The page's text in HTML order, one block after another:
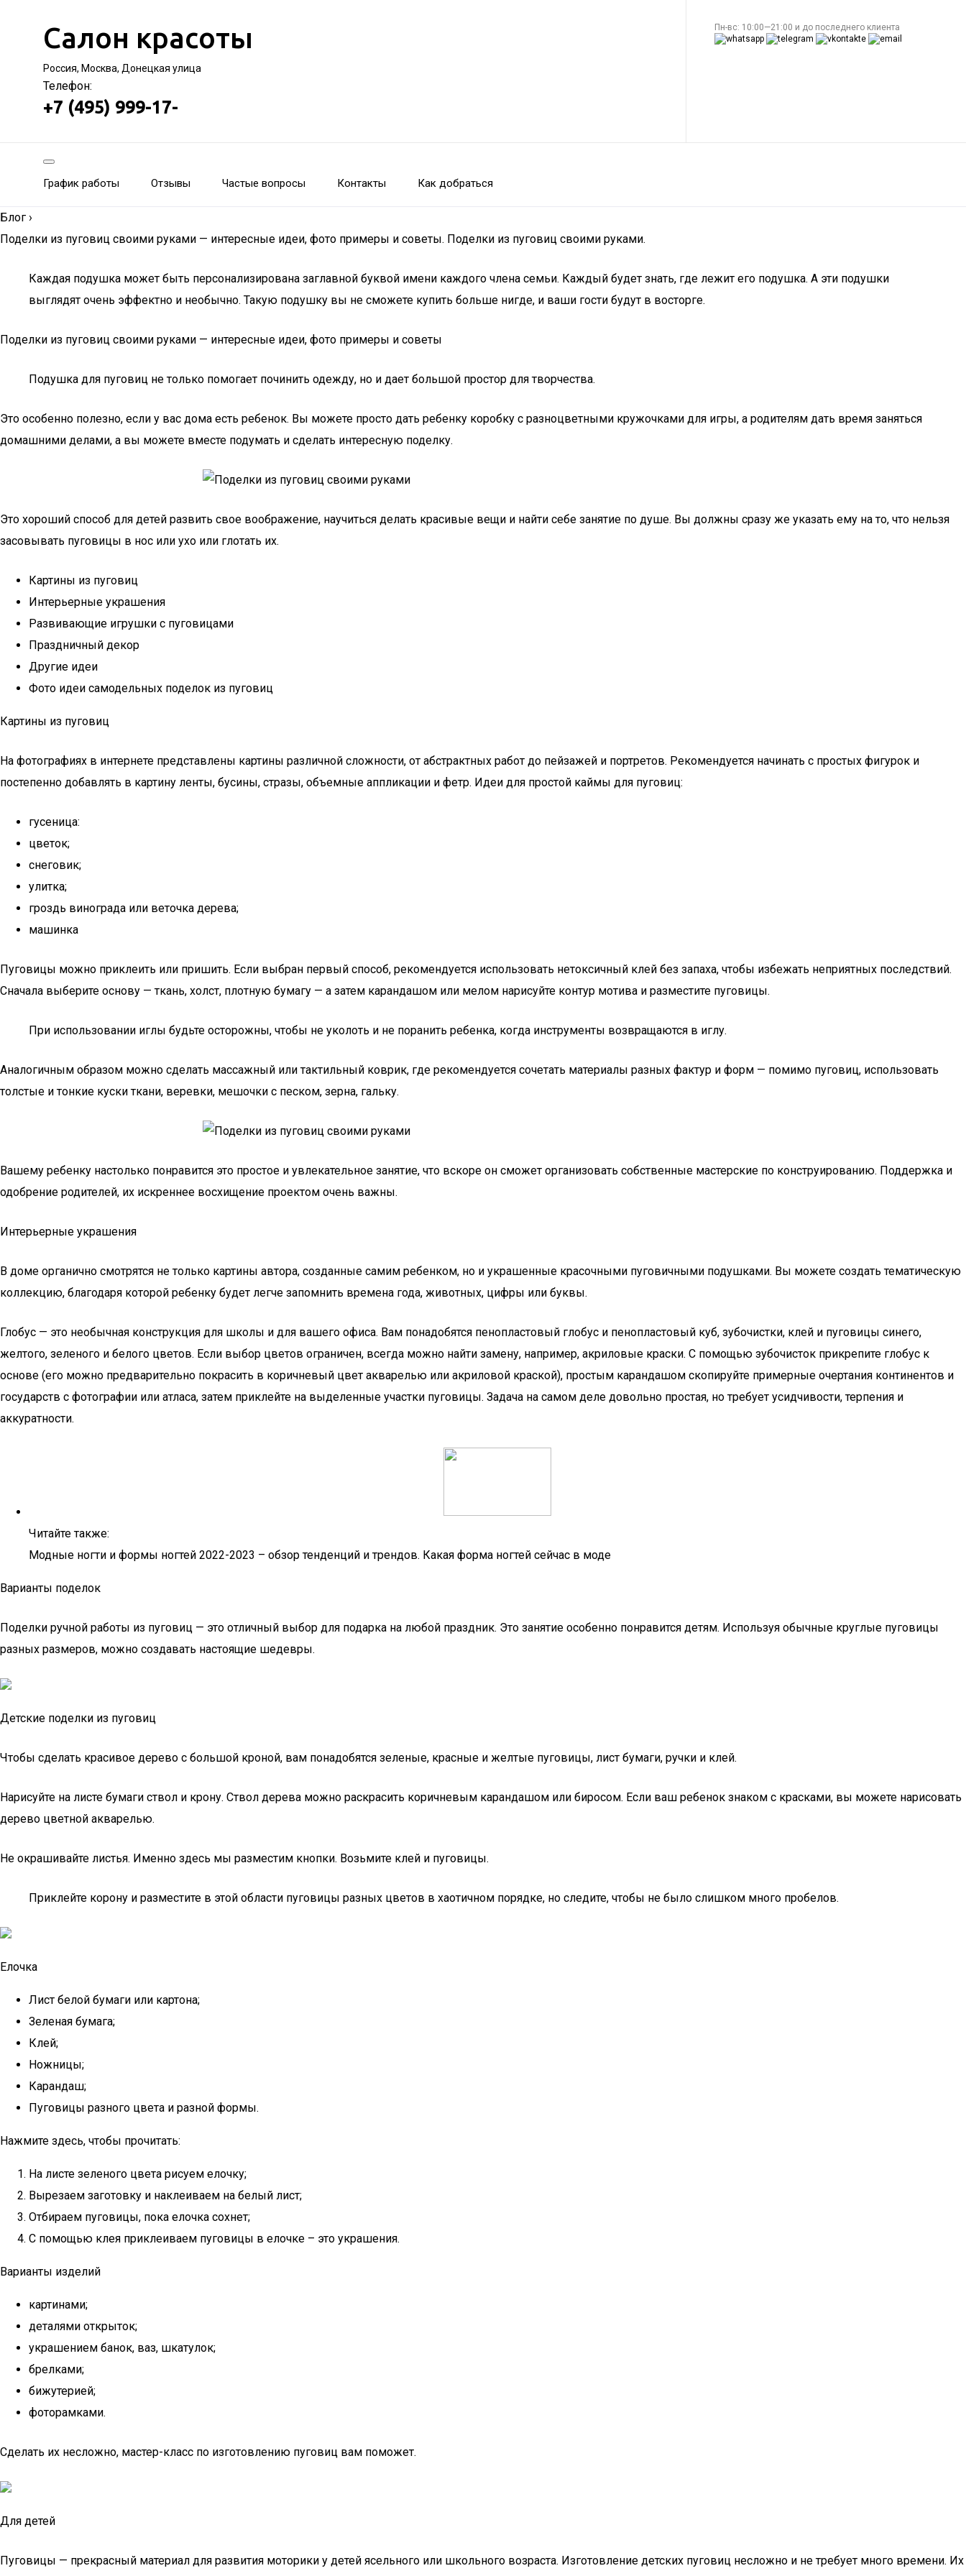
Салон красоты
Россия, Москва, Донецкая улица
Телефон:
+7 (495) 999-17-
Пн-вс: 10:00—21:00 и до последнего клиента
График работы Отзывы Частые вопросы Контакты Как добраться
Блог ›
Поделки из пуговиц своими руками — интересные идеи, фото примеры и советы. Поделки из пуговиц своими руками.
Каждая подушка может быть персонализирована заглавной буквой имени каждого члена семьи. Каждый будет знать, где лежит его подушка. А эти подушки
выглядят очень эффектно и необычно. Такую подушку вы не сможете купить больше нигде, и ваши гости будут в восторге.
Поделки из пуговиц своими руками — интересные идеи, фото примеры и советы
Подушка для пуговиц не только помогает починить одежду, но и дает большой простор для творчества.
Это особенно полезно, если у вас дома есть ребенок. Вы можете просто дать ребенку коробку с разноцветными кружочками для игры, а родителям дать время заняться
домашними делами, а вы можете вместе подумать и сделать интересную поделку.
Это хороший способ для детей развить свое воображение, научиться делать красивые вещи и найти себе занятие по душе. Вы должны сразу же указать ему на то, что нельзя
засовывать пуговицы в нос или ухо или глотать их.
Картины из пуговиц
Интерьерные украшения
Развивающие игрушки с пуговицами
Праздничный декор
Другие идеи
Фото идеи самодельных поделок из пуговиц
Картины из пуговиц
На фотографиях в интернете представлены картины различной сложности, от абстрактных работ до пейзажей и портретов. Рекомендуется начинать с простых фигурок и
постепенно добавлять в картину ленты, бусины, стразы, объемные аппликации и фетр. Идеи для простой каймы для пуговиц:
гусеница:
цветок;
снеговик;
улитка;
гроздь винограда или веточка дерева;
машинка
Пуговицы можно приклеить или пришить. Если выбран первый способ, рекомендуется использовать нетоксичный клей без запаха, чтобы избежать неприятных последствий.
Сначала выберите основу — ткань, холст, плотную бумагу — а затем карандашом или мелом нарисуйте контур мотива и разместите пуговицы.
При использовании иглы будьте осторожны, чтобы не уколоть и не поранить ребенка, когда инструменты возвращаются в иглу.
Аналогичным образом можно сделать массажный или тактильный коврик, где рекомендуется сочетать материалы разных фактур и форм — помимо пуговиц, использовать
толстые и тонкие куски ткани, веревки, мешочки с песком, зерна, гальку.
Вашему ребенку настолько понравится это простое и увлекательное занятие, что вскоре он сможет организовать собственные мастерские по конструированию. Поддержка и
одобрение родителей, их искреннее восхищение проектом очень важны.
Интерьерные украшения
В доме органично смотрятся не только картины автора, созданные самим ребенком, но и украшенные красочными пуговичными подушками. Вы можете создать тематическую
коллекцию, благодаря которой ребенку будет легче запомнить времена года, животных, цифры или буквы.
Глобус — это необычная конструкция для школы и для вашего офиса. Вам понадобятся пенопластовый глобус и пенопластовый куб, зубочистки, клей и пуговицы синего,
желтого, зеленого и белого цветов. Если выбор цветов ограничен, всегда можно найти замену, например, акриловые краски. С помощью зубочисток прикрепите глобус к
основе (его можно предварительно покрасить в коричневый цвет акварелью или акриловой краской), простым карандашом скопируйте примерные очертания континентов и
государств с фотографии или атласа, затем приклейте на выделенные участки пуговицы. Задача на самом деле довольно простая, но требует усидчивости, терпения и
аккуратности.
Читайте также:
Модные ногти и формы ногтей 2022-2023 – обзор тенденций и трендов. Какая форма ногтей сейчас в моде
Варианты поделок
Поделки ручной работы из пуговиц — это отличный выбор для подарка на любой праздник. Это занятие особенно понравится детям. Используя обычные круглые пуговицы
разных размеров, можно создавать настоящие шедевры.
Детские поделки из пуговиц
Чтобы сделать красивое дерево с большой кроной, вам понадобятся зеленые, красные и желтые пуговицы, лист бумаги, ручки и клей.
Нарисуйте на листе бумаги ствол и крону. Ствол дерева можно раскрасить коричневым карандашом или биросом. Если ваш ребенок знаком с красками, вы можете нарисовать
дерево цветной акварелью.
Не окрашивайте листья. Именно здесь мы разместим кнопки. Возьмите клей и пуговицы.
Приклейте корону и разместите в этой области пуговицы разных цветов в хаотичном порядке, но следите, чтобы не было слишком много пробелов.
Елочка
Лист белой бумаги или картона;
Зеленая бумага;
Клей;
Ножницы;
Карандаш;
Пуговицы разного цвета и разной формы.
Нажмите здесь, чтобы прочитать:
На листе зеленого цвета рисуем елочку;
Вырезаем заготовку и наклеиваем на белый лист;
Отбираем пуговицы, пока елочка сохнет;
С помощью клея приклеиваем пуговицы в елочке – это украшения.
Варианты изделий
картинами;
деталями открыток;
украшением банок, ваз, шкатулок;
брелками;
бижутерией;
фоторамками.
Сделать их несложно, мастер-класс по изготовлению пуговиц вам поможет.
Для детей
Пуговицы — прекрасный материал для развития моторики у детей ясельного или школьного возраста. Изготовление детских пуговиц несложно и не требует много времени. Их